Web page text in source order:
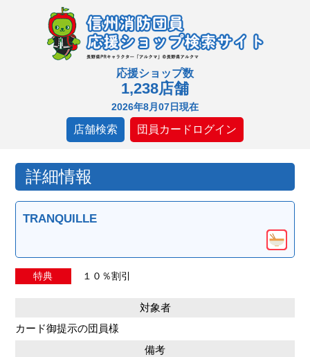
応援ショップ数
1,238店舗
2026年8月07日現在
店舗検索 団員カードログイン
詳細情報
TRANQUILLE
特典 １０％割引
対象者
カード御提示の団員様
備考